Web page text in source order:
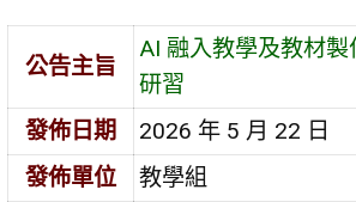
公告主旨
AI 融入教學及教材
研習
發佈日期
2026 年 5 月 22 日
發佈單位
教學組